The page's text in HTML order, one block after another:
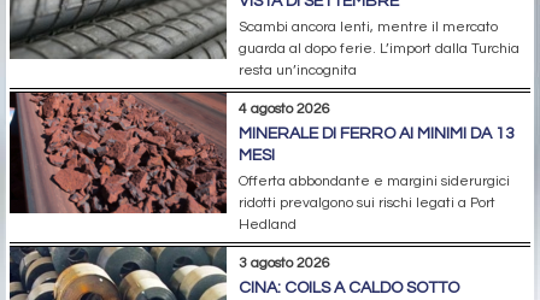
Scambi ancora lenti, mentre il mercato
guarda al dopo ferie. L’import dalla Turchia
resta un’incognita
4 agosto 2026
MINERALE DI FERRO AI MINIMI DA 13
MESI
Offerta abbondante e margini siderurgici
ridotti prevalgono sui rischi legati a Port
Hedland
3 agosto 2026
CINA: COILS A CALDO SOTTO